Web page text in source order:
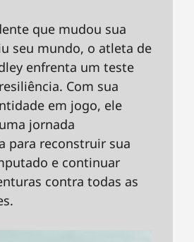
que mudou sua
seu mundo, o atleta de
enfrenta um teste
Com sua
em jogo, ele
jornada
para reconstruir sua
e continuar
contra todas as